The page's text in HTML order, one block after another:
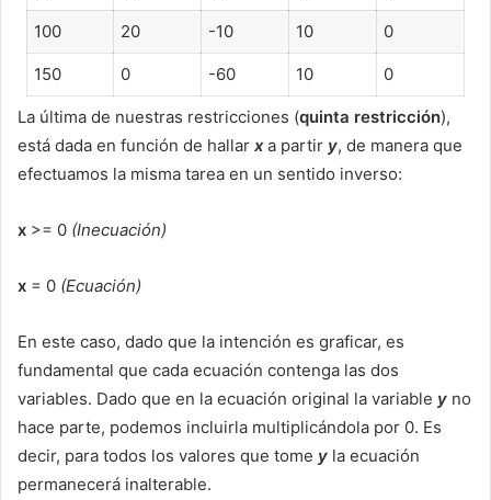
100 20 -10 10 0
150 0 -60 10 0
La última de nuestras restricciones (quinta restricción),
está dada en función de hallar xa partir y, de manera que
efectuamos la misma tarea en un sentido inverso:
x >= 0 (Inecuación)
x = 0 (Ecuación)
En este caso, dado que la intención es graficar, es
fundamental que cada ecuación contenga las dos
variables. Dado que en la ecuación original la variable y no
hace parte, podemos incluirla multiplicándola por 0. Es
decir, para todos los valores que tome y la ecuación
permanecerá inalterable.